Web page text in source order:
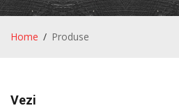
Home Produse
Vezi